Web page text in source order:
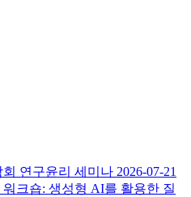
회 연구윤리 세미나 2026-07-21
크숍: 생성형 AI를 활용한 질